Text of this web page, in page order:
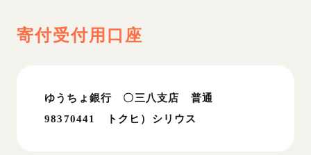
寄付受付用口座
ゆうちょ銀行 〇三八支店 普通
98370441 トクヒ）シリウス